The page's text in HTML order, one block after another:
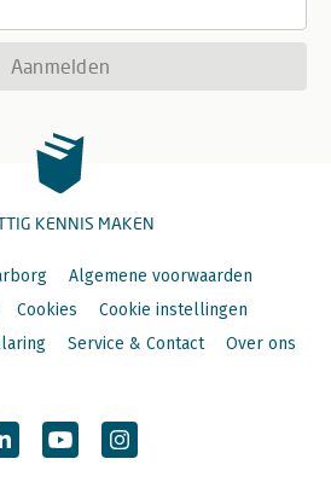
Aanmelden
KENNIS MAKEN
Algemene voorwaarden
Cookies
Cookie instellingen
Service & Contact Over ons